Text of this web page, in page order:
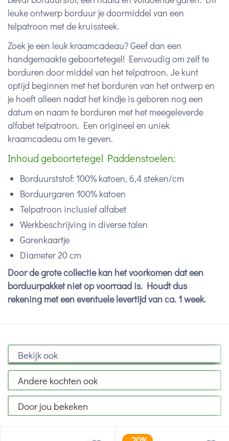
leuke ontwerp borduur je doormiddel van een
telpatroon met de kruissteek.
Zoek je een leuk kraamcadeau? Geef dan een
handgemaakte geboortetegel! Eenvoudig om zelf te
borduren door middel van het telpatroon. Je kunt
optijd beginnen met het borduren van het ontwerp en
je hoeft alleen nadat het kindje is geboren nog een
datum en naam te borduren met het meegeleverde
alfabet telpatroon. Een origineel en uniek
kraamcadeau om te geven.
Inhoud geboortetegel Paddenstoelen:
Borduurststof: 100% katoen, 6,4 steken/cm
Borduurgaren 100% katoen
Telpatroon inclusief alfabet
Werkbeschrijving in diverse talen
Garenkaartje
Diameter 20 cm
Door de grote collectie kan het voorkomen dat een
borduurpakket niet op voorraad is. Houdt dus
rekening met een eventuele levertijd van ca. 1 week.
Bekijk ook
Andere kochten ook
Door jou bekeken